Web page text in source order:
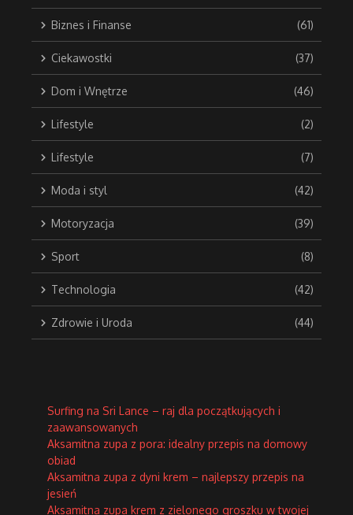
Biznes i Finanse (61)
Ciekawostki (37)
Dom i Wnętrze (46)
Lifestyle (2)
Lifestyle (7)
Moda i styl (42)
Motoryzacja (39)
Sport (8)
Technologia (42)
Zdrowie i Uroda (44)
Surfing na Sri Lance – raj dla początkujących i
zaawansowanych
Aksamitna zupa z pora: idealny przepis na domowy
obiad
Aksamitna zupa z dyni krem – najlepszy przepis na
jesień
Aksamitna zupa krem z zielonego groszku w twojej